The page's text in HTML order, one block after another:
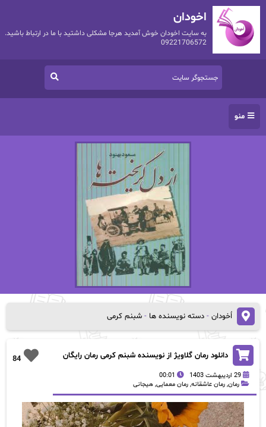
اخودان
به سایت اخودان خوش آمدید هرجا مشکلی داشتید با ما در ارتباط باشید.
09221706572
منو
اُخودان- دسته نویسنده ها - شبنم کرمی
84 دانلود رمان گلاویژ از نویسنده شبنم کرمی رمان رایگان
29 اردیبهشت 1403
00:01
رمان, رمان عاشقانه, رمان معمایی, هیجانی